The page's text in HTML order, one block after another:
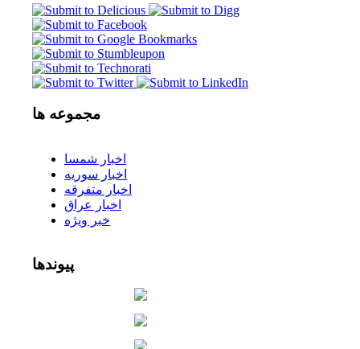
مجموعه ها
اخبار شمسا
اخبار سوریه
اخبار متفرقه
اخبار عراق
خبر ویژه
پیوندها